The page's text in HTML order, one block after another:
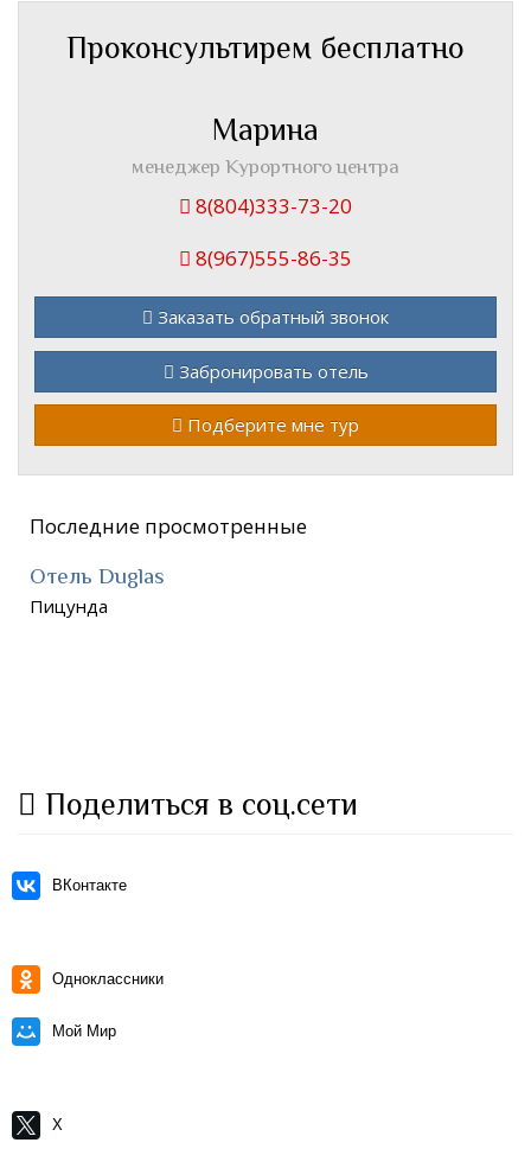
Проконсультирем бесплатно
Марина
менеджер Курортного центра
8(804)333-73-20
8(967)555-86-35
Заказать обратный звонок
Забронировать отель
Подберите мне тур
Последние просмотренные
Отель Duglas
Пицунда
Поделиться в соц.сети
ВКонтакте
Одноклассники
Мой Мир
X